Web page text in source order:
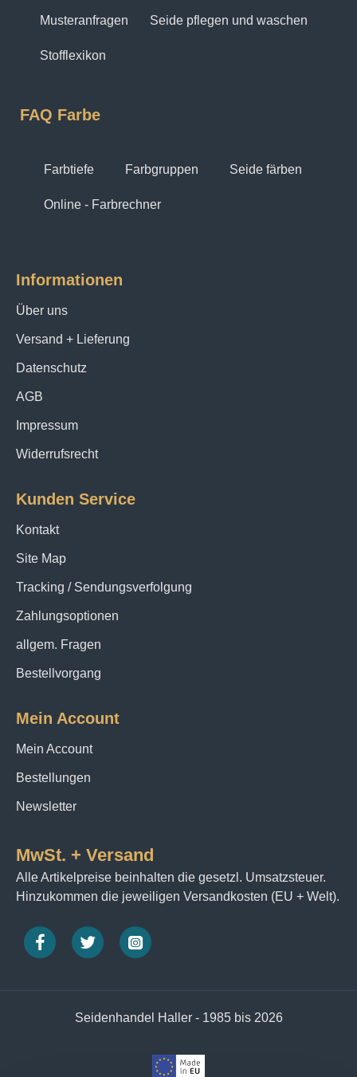
Musteranfragen Seide pflegen und waschen
Stofflexikon
FAQ Farbe
Farbtiefe Farbgruppen Seide färben
Online - Farbrechner
Informationen
Über uns
Versand + Lieferung
Datenschutz
AGB
Impressum
Widerrufsrecht
Kunden Service
Kontakt
Site Map
Tracking / Sendungsverfolgung
Zahlungsoptionen
allgem. Fragen
Bestellvorgang
Mein Account
Mein Account
Bestellungen
Newsletter
MwSt. + Versand
Alle Artikelpreise beinhalten die gesetzl. Umsatzsteuer.
Hinzukommen die jeweiligen Versandkosten (EU + Welt).
Seidenhandel Haller - 1985 bis 2026